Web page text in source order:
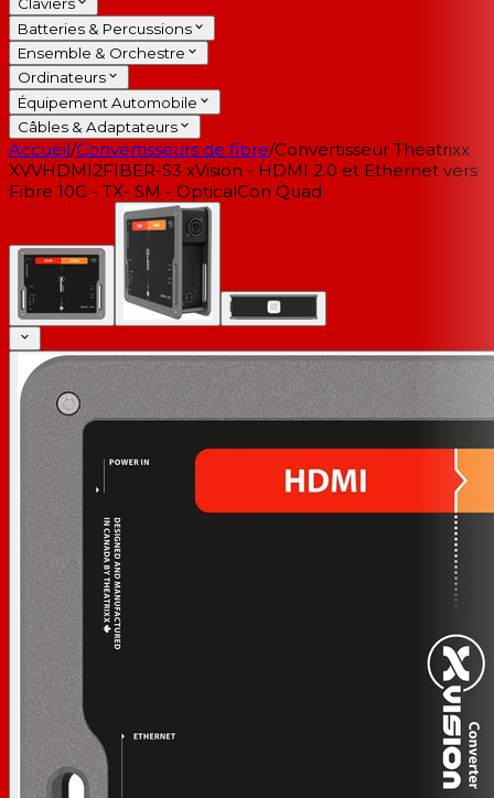
Claviers
Batteries & Percussions
Ensemble & Orchestre
Ordinateurs
Équipement Automobile
Câbles & Adaptateurs
Accueil/Convertisseurs de fibre/Convertisseur Theatrixx
XVVHDMI2FIBER-S3 xVision - HDMI 2.0 et Ethernet vers
Fibre 10G - TX- SM - OpticalCon Quad